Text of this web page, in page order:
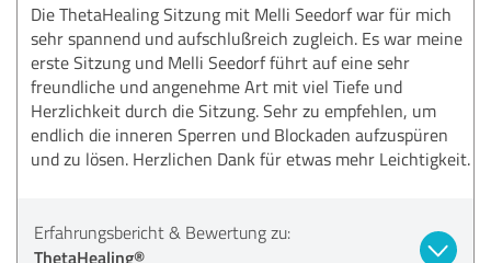
Die ThetaHealing Sitzung mit Melli Seedorf war für mich
sehr spannend und aufschlußreich zugleich. Es war meine
erste Sitzung und Melli Seedorf führt auf eine sehr
freundliche und angenehme Art mit viel Tiefe und
Herzlichkeit durch die Sitzung. Sehr zu empfehlen, um
endlich die inneren Sperren und Blockaden aufzuspüren
und zu lösen. Herzlichen Dank für etwas mehr Leichtigkeit.
Erfahrungsbericht & Bewertung zu:
ThetaHealing®